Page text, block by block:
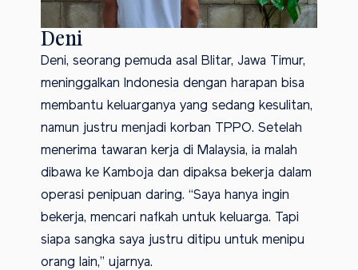
Deni
Deni, seorang pemuda asal Blitar, Jawa Timur,
meninggalkan Indonesia dengan harapan bisa
membantu keluarganya yang sedang kesulitan,
namun justru menjadi korban TPPO. Setelah
menerima tawaran kerja di Malaysia, ia malah
dibawa ke Kamboja dan dipaksa bekerja dalam
operasi penipuan daring. “Saya hanya ingin
bekerja, mencari nafkah untuk keluarga. Tapi
siapa sangka saya justru ditipu untuk menipu
orang lain,” ujarnya.